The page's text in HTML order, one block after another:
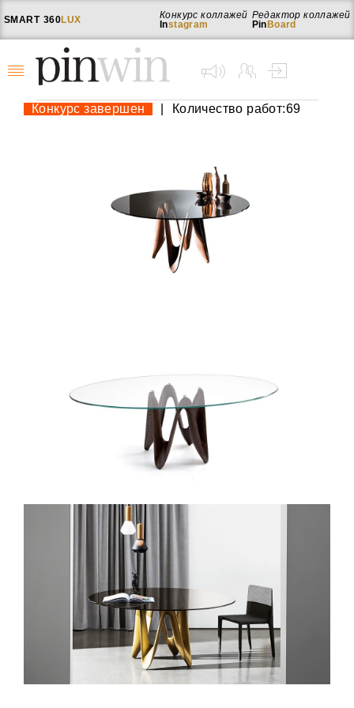
SMART 360LUX
Редактор коллажей
Pin Board
Конкурс коллажей
Instagram
Конкурс завершен Количество работ:69